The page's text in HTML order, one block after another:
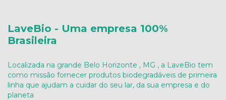
LaveBio - Uma empresa 100%
Brasileira
Localizada na grande Belo Horizonte , MG , a LaveBio tem
como missão fornecer produtos biodegradáveis de primeira
linha que ajudam a cuidar do seu lar, da sua empresa e do
planeta